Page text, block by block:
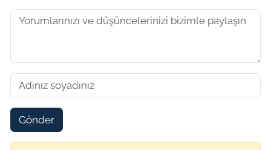
Gönder